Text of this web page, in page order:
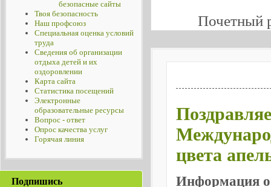
безопасные сайты
Твоя безопасность
Наш профсоюз
Специальная оценка условий
труда
Сведения об организации
отдыха детей и их
оздоровлении
Карта сайта
Статистика посещений
Электронные
образовательные ресурсы
Вопрос - ответ
Опрос качества услуг
Горячая линия
Подпишись
Почетный
цвета
Информация о